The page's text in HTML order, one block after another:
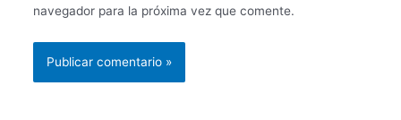
navegador para la próxima vez que comente.